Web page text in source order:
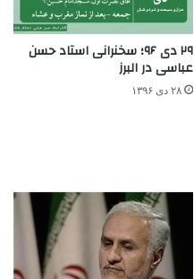
۲۹ دی ۹۶؛ سخنرانی استاد حسن
عباسی در البرز
۲۸ دی ۱۳۹۶